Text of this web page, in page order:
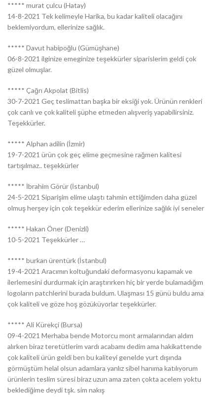
***** murat çulcu (Hatay)
14-8-2021 Tek kelimeyle Harika, bu kadar kaliteli olacağını
beklemiyordum, ellerinize sağlık.
***** Davut habipoğlu (Gümüşhane)
06-8-2021 ilginize emeginize teşekkürler siparislerim geldi çok
güzel olmuşlar.
***** Çağrı Akpolat (Bitlis)
30-7-2021 Geç teslimattan başka bir eksiği yok. Ürünün renkleri
çok canlı ve çok kaliteli şüphe etmeden alışveriş yapabilirsiniz.
Teşekkürler.
***** Alphan adilin (İzmir)
19-7-2021 ürün çok geç elime geçmesine rağmen kalitesi
tartışılmaz.. teşekkürler
***** İbrahim Görür (İstanbul)
24-5-2021 Siparişim elime ulaştı tahmin ettiğimden daha güzel
olmuş herşey için çok teşekkür ederim ellerinize sağlık iyi seneler
***** Hakan Öner (Denizli)
10-5-2021 Teşekkürler …
***** burkan ürentürk (İstanbul)
19-4-2021 Aracımın koltuğundaki deformasyonu kapamak ve
ilerlemesini durdurmak için araştırırken hiç bir yerde bulamadığım
logoların patchlerini burada buldum. Ulaşması 15 günü buldu ama
çok kaliteli ve göze hoş gözüküyorlar teşekkürler.
***** Ali Kürekçi (Bursa)
09-4-2021 Merhaba bende Motorcu mont armalarından aldım
alırken biraz teretütlerim vardı acabamı dedim ama hakikattende
çok kaliteli ürün geldi ben bu kaliteyi genelde yurt dışında
görmüştüm helal olsun adamlara yanlız sibel hanıma katılıyorum
ürünlerin teslim süresi biraz uzun ama zaten çokta acelem yoktu
beklediğime deydi tşk. sim nakış